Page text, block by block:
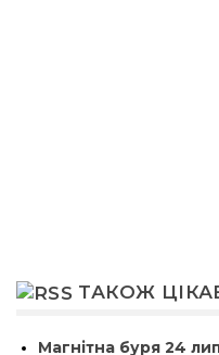
ТАКОЖ
Магнітна буря 24